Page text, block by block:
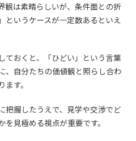
観は素晴らしいが、条件面との折
というケースが一定数あるといえ
ておくと、「ひどい」という言葉
、自分たちの価値観と照らし合わ
す。
把握したうえで、見学や交渉でど
を見極める視点が重要です。